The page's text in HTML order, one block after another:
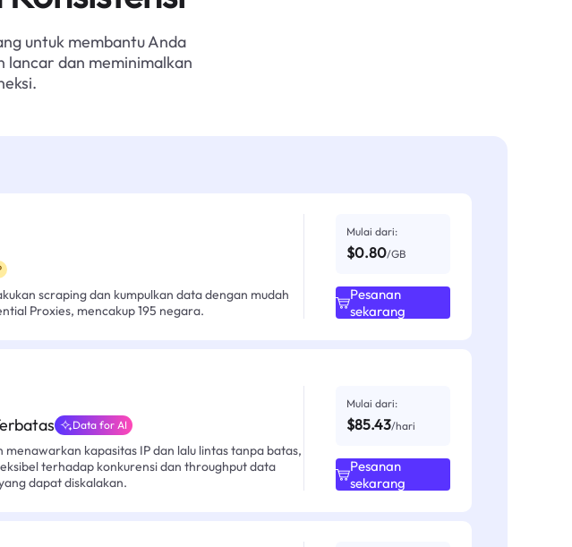
untuk membantu Anda
lancar dan meminimalkan
scraping dan kumpulkan data dengan mudah
Proxies, mencakup 195 negara.
Mulai dari:
$0.80/GB
Pesanan
sekarang
Data for AI
kapasitas IP dan lalu lintas tanpa batas,
terhadap konkurensi dan throughput data
dapat diskalakan.
Mulai dari:
$85.43/hari
Pesanan
sekarang